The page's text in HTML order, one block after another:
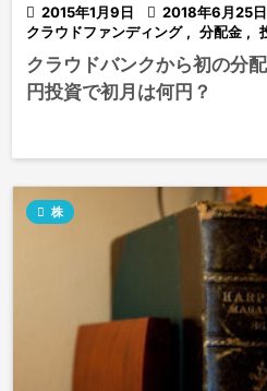
 2015年1月9日  2018年6月25日
クラウドファンディング , 分配金 ,
クラウドバンクから初の分
円投資で初月は何円？
 株